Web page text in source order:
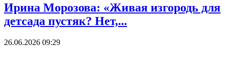
Ирина Морозова: «Живая изгородь для
детсада пустяк? Нет,...
26.06.2026 09:29